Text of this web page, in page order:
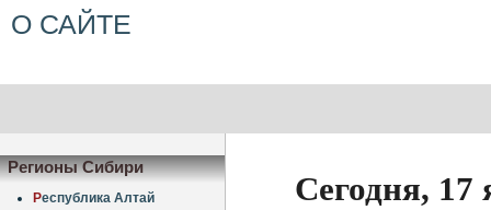
О САЙТЕ
Регионы Сибири
Республика Алтай
Сегодня, 17